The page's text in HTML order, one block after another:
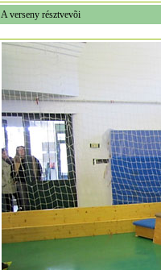
A verseny résztvevõi